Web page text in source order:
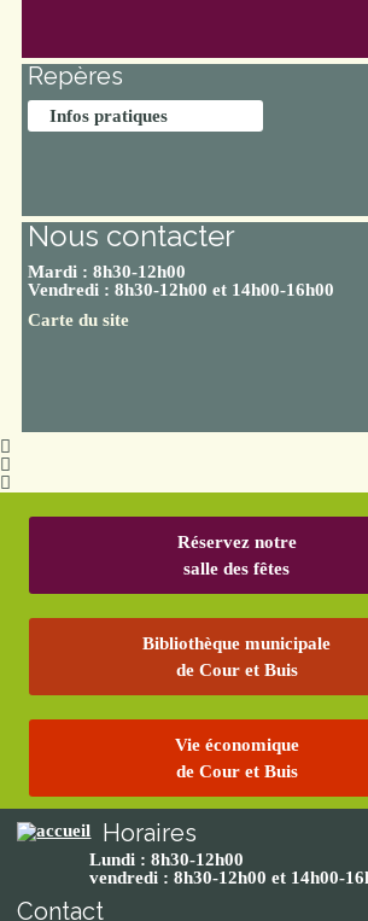
Repères
Infos pratiques
Nous contacter
Mardi : 8h30-12h00
Vendredi : 8h30-12h00 et 14h00-16h00
Carte du site
Réservez notre
salle des fêtes
Bibliothèque municipale
de Cour et Buis
Vie économique
de Cour et Buis
Horaires
Lundi : 8h30-12h00
vendredi : 8h30-12h00 et 14h00-
Contact